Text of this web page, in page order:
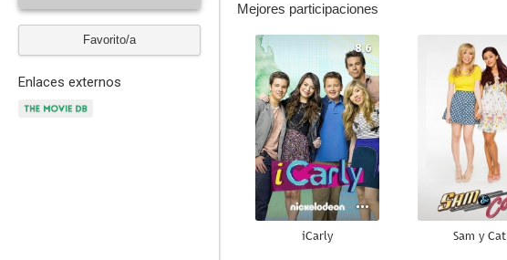
Favorito/a
Enlaces externos
Mejores participaciones
8.6
iCarly Sam y Cat